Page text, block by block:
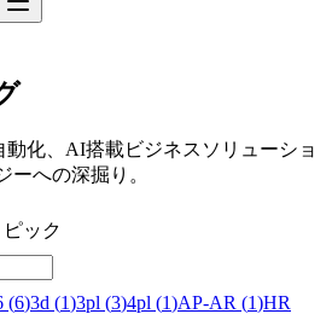
動化、AI搭載ビジネスソリューショ
ーへの深掘り。
ピック
(6)3d (1)3pl (3)4pl (1)AP-AR (1)HR